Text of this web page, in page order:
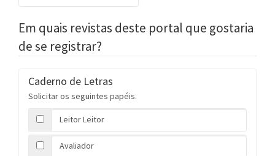
Em quais revistas deste portal que gostaria
de se registrar?
Caderno de Letras
Solicitar os seguintes papéis.
Leitor Leitor
Avaliador